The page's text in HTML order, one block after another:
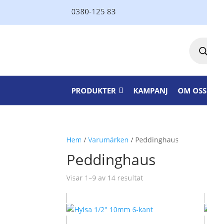
0380-125 83
PRODUKTER KAMPANJ OM OSS
Hem /Varumärken / Peddinghaus
Peddinghaus
Visar 1–9 av 14 resultat